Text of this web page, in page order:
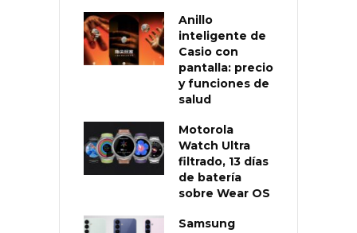
Anillo
inteligente de
Casio con
pantalla: precio
y funciones de
salud
Motorola
Watch Ultra
filtrado, 13 días
de batería
sobre Wear OS
Samsung